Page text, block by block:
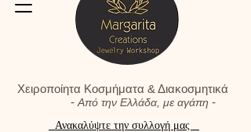
Ανακαλύψτε την συλλογή μας
Χειροποίητα Κοσμήματα & Διακοσμητικά
- Από την Ελλάδα, με αγάπη -